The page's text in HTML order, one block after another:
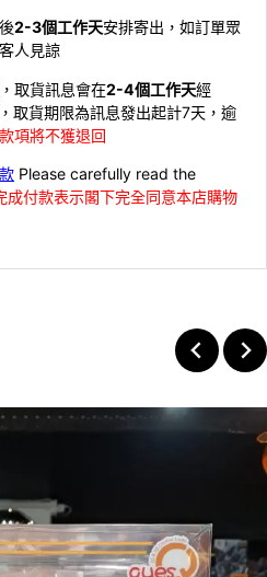
2-3個工作天安排寄出，如訂單眾
人見諒
，取貨訊息會在2-4個工作天經
取貨期限為訊息發出起計7天，逾
項將不獲退回
Please carefully read the
成付款表示閣下完全同意本店購物